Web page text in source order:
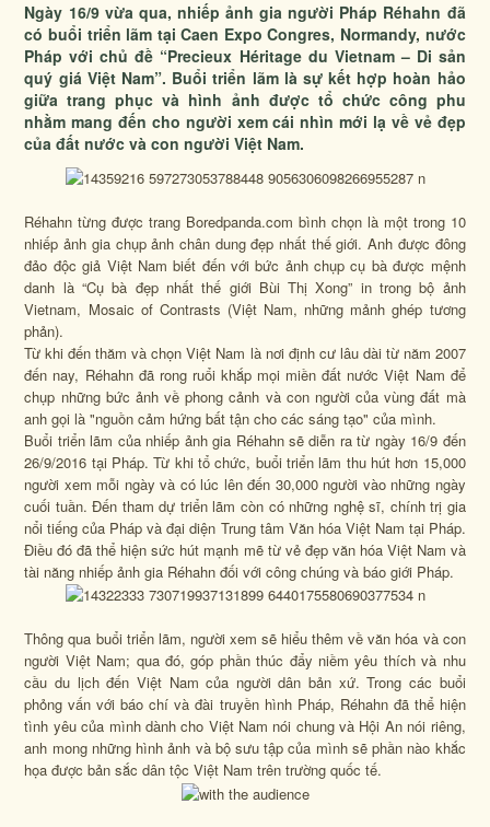
Ngày 16/9 vừa qua, nhiếp ảnh gia người Pháp Réhahn đã
có buổi triển lãm tại Caen Expo Congres, Normandy, nước
Pháp với chủ đề “Precieux Héritage du Vietnam – Di sản
quý giá Việt Nam”. Buổi triển lãm là sự kết hợp hoàn hảo
giữa trang phục và hình ảnh được tổ chức công phu
nhằm mang đến cho người xem cái nhìn mới lạ về vẻ đẹp
của đất nước và con người Việt Nam.
Réhahn từng được trang Boredpanda.com bình chọn là một trong 10
nhiếp ảnh gia chụp ảnh chân dung đẹp nhất thế giới. Anh được đông
đảo độc giả Việt Nam biết đến với bức ảnh chụp cụ bà được mệnh
danh là “Cụ bà đẹp nhất thế giới Bùi Thị Xong” in trong bộ ảnh
Vietnam, Mosaic of Contrasts (Việt Nam, những mảnh ghép tương
phản).
Từ khi đến thăm và chọn Việt Nam là nơi định cư lâu dài từ năm 2007
đến nay, Réhahn đã rong ruổi khắp mọi miền đất nước Việt Nam để
chụp những bức ảnh về phong cảnh và con người của vùng đất mà
anh gọi là "nguồn cảm hứng bất tận cho các sáng tạo" của mình.
Buổi triển lãm của nhiếp ảnh gia Réhahn sẽ diễn ra từ ngày 16/9 đến
26/9/2016 tại Pháp. Từ khi tổ chức, buổi triển lãm thu hút hơn 15,000
người xem mỗi ngày và có lúc lên đến 30,000 người vào những ngày
cuối tuần. Đến tham dự triển lãm còn có những nghệ sĩ, chính trị gia
nổi tiếng của Pháp và đại diện Trung tâm Văn hóa Việt Nam tại Pháp.
Điều đó đã thể hiện sức hút mạnh mẽ từ vẻ đẹp văn hóa Việt Nam và
tài năng nhiếp ảnh gia Réhahn đối với công chúng và báo giới Pháp.
Thông qua buổi triển lãm, người xem sẽ hiểu thêm về văn hóa và con
người Việt Nam; qua đó, góp phần thúc đẩy niềm yêu thích và nhu
cầu du lịch đến Việt Nam của người dân bản xứ. Trong các buổi
phỏng vấn với báo chí và đài truyền hình Pháp, Réhahn đã thể hiện
tình yêu của mình dành cho Việt Nam nói chung và Hội An nói riêng,
anh mong những hình ảnh và bộ sưu tập của mình sẽ phần nào khắc
họa được bản sắc dân tộc Việt Nam trên trường quốc tế.